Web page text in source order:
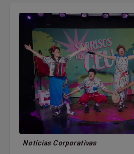
Notícias Corporativas